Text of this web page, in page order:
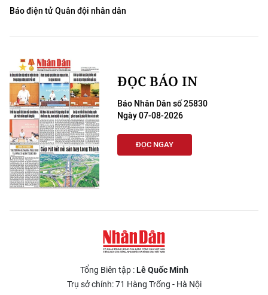
Báo điện tử Quân đội nhân dân
ĐỌC BÁO IN
Báo Nhân Dân số 25830
Ngày 07-08-2026
ĐỌC NGAY
Tổng Biên tập :Lê Quốc Minh
Trụ sở chính: 71 Hàng Trống - Hà Nội